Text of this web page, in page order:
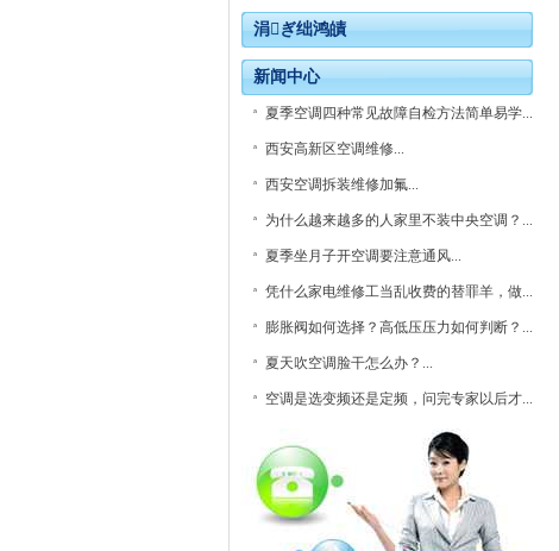
涓ぎ绌鸿皟
新闻中心
夏季空调四种常见故障自检方法简单易学...
西安高新区空调维修...
西安空调拆装维修加氟...
为什么越来越多的人家里不装中央空调？...
夏季坐月子开空调要注意通风...
凭什么家电维修工当乱收费的替罪羊，做...
膨胀阀如何选择？高低压压力如何判断？...
夏天吹空调脸干怎么办？...
空调是选变频还是定频，问完专家以后才...